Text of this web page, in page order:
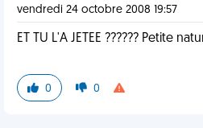
vendredi 24 octobre 2008 19:57
ET TU L'A JETEE ?????? Petite
0 0